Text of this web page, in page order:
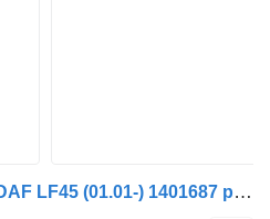
Servodirecţie hidraulică DAF LF45 (01.01-) 1401687 pentru cap tractor DAF LF45, LF55, LF180, CF65, CF75, CF85 (2001-)